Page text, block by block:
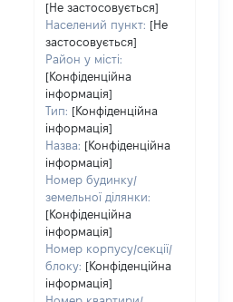
[Не застосовується]
Населений пункт: [Не
застосовується]
Район у місті:
[Конфіденційна
інформація]
Тип: [Конфіденційна
інформація]
Назва: [Конфіденційна
інформація]
Номер будинку/
земельної ділянки:
[Конфіденційна
інформація]
Номер корпусу/секції/
блоку: [Конфіденційна
інформація]